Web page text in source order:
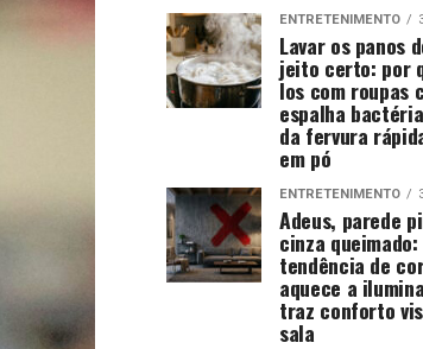
ENTRETENIMENTO
Lavar os panos
jeito certo: por
los com roupas
espalha
da fervura
em pó
ENTRETENIMENTO
Adeus, parede
cinza queimado:
tendência de
aquece a
traz conforto
sala